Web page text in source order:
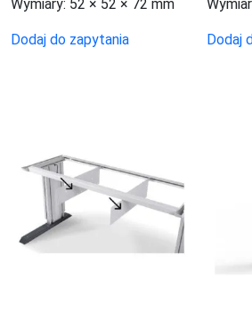
Wymiary: 52 × 52 × 72 mm
Dodaj do zapytania Dodaj